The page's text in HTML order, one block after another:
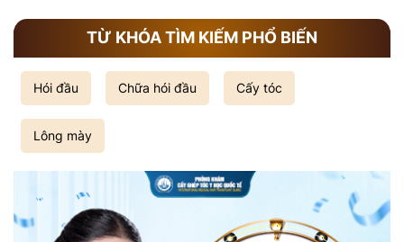
TỪ KHÓA TÌM KIẾM PHỔ BIẾN
Hói đầu Chữa hói đầu Cấy tóc
Lông mày